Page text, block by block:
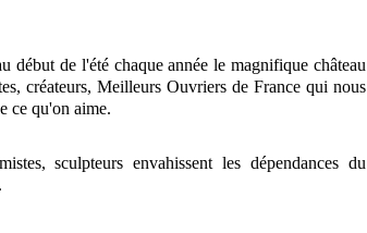
début de l'été chaque année le magnifique château
créateurs, Meilleurs Ouvriers de France qui nous
ce qu'on aime.
sculpteurs envahissent les dépendances du